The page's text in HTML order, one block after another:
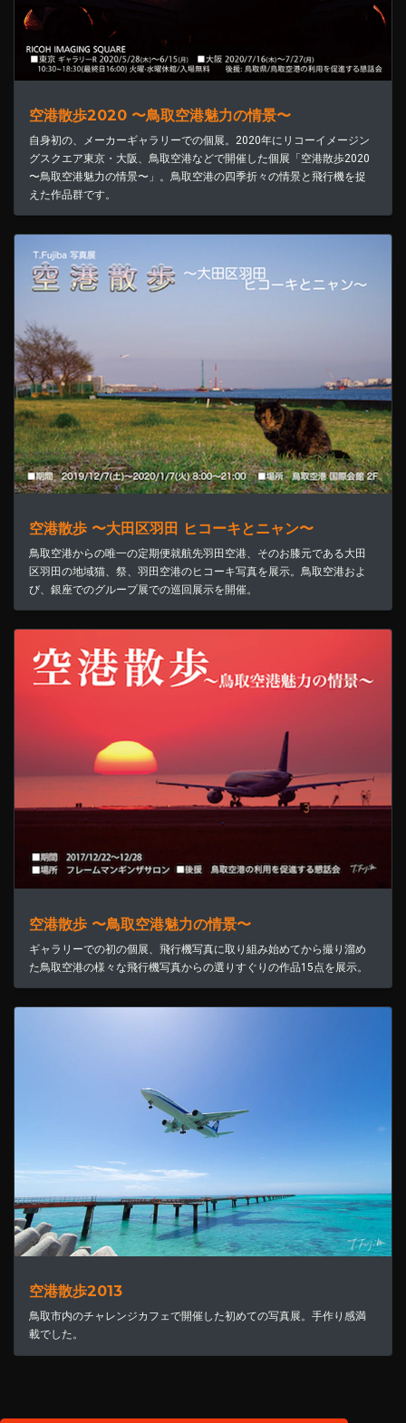
空港散歩2020 〜鳥取空港魅力の情景〜
自身初の、メーカーギャラリーでの個展。2020年にリコーイメージン
グスクエア東京・大阪、鳥取空港などで開催した個展「空港散歩2020
〜鳥取空港魅力の情景〜」。鳥取空港の四季折々の情景と飛行機を捉
えた作品群です。
空港散歩 〜大田区羽田 ヒコーキとニャン〜
鳥取空港からの唯一の定期便就航先羽田空港、そのお膝元である大田
区羽田の地域猫、祭、羽田空港のヒコーキ写真を展示。鳥取空港およ
び、銀座でのグループ展での巡回展示を開催。
空港散歩 〜鳥取空港魅力の情景〜
ギャラリーでの初の個展、飛行機写真に取り組み始めてから撮り溜め
た鳥取空港の様々な飛行機写真からの選りすぐりの作品15点を展示。
空港散歩2013
鳥取市内のチャレンジカフェで開催した初めての写真展。手作り感満
載でした。